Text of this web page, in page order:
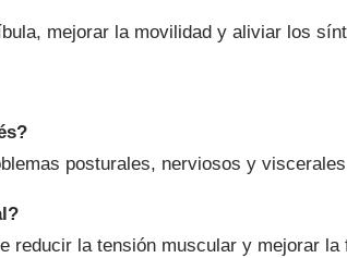
mejorar la movilidad y aliviar los
posturales, nerviosos y
la tensión muscular y mejorar la